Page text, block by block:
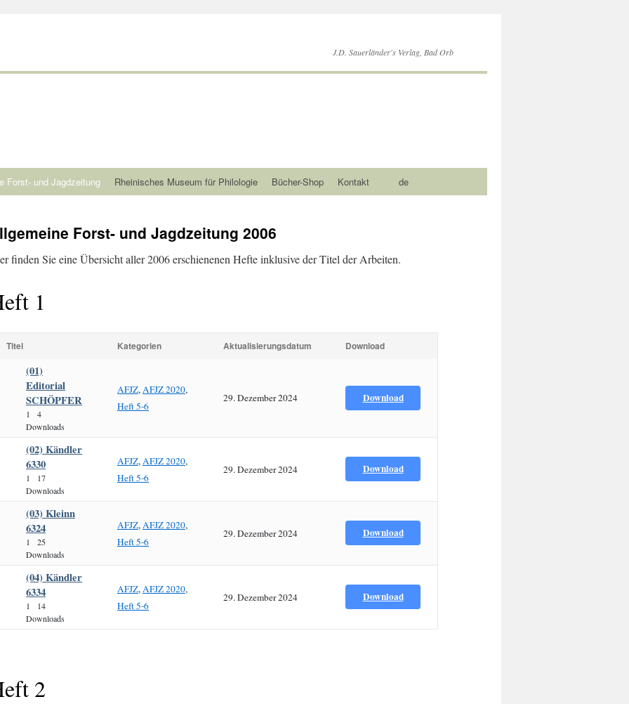
J.D. Sauerländer's Verlag, Bad Orb
Forst- und Jagdzeitung Rheinisches Museum für Philologie Bücher-Shop Kontakt de
Forst- und Jagdzeitung 2006
finden Sie eine Übersicht aller 2006 erschienenen Hefte inklusive der Titel der Arbeiten.
1
Titel Kategorien Aktualisierungsdatum Download
(01)
Editorial
SCHÖPFER
1
4
Downloads
AFJZ,AFJZ 2020,
Heft 5-6
29. Dezember 2024 Download
(02) Kändler
6330
1
17
Downloads
AFJZ,AFJZ 2020,
Heft 5-6
29. Dezember 2024 Download
(03) Kleinn
6324
1
25
Downloads
AFJZ,AFJZ 2020,
Heft 5-6
29. Dezember 2024 Download
(04) Kändler
6334
1
14
Downloads
AFJZ,AFJZ 2020,
Heft 5-6
29. Dezember 2024 Download
2